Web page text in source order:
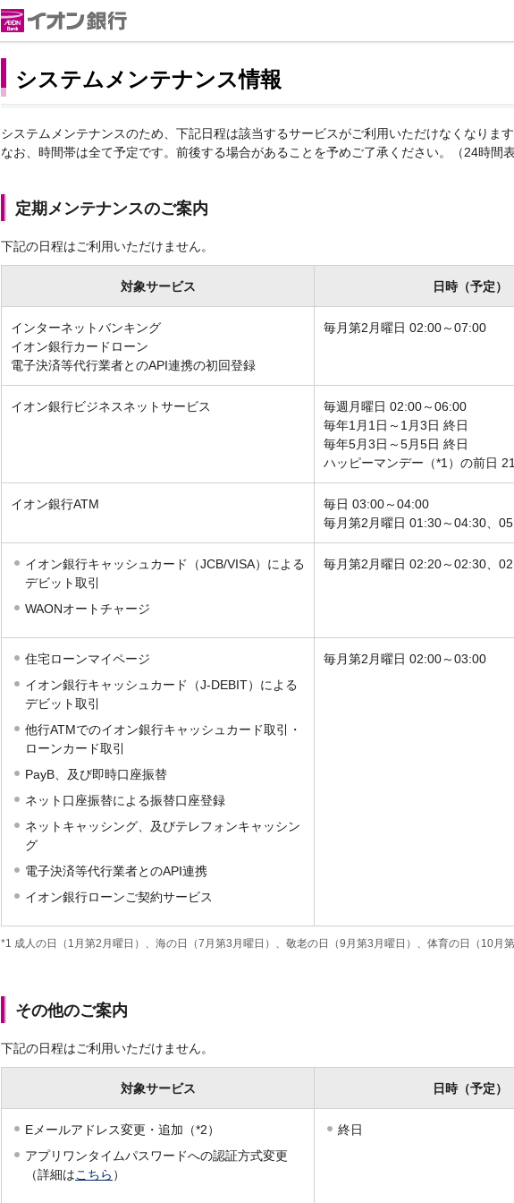
システムメンテナンス情報
システムメンテナンスのため、下記日程は該当するサービスがご利用いただけなくなります
なお、時間帯は全て予定です。前後する場合があることを予めご了承ください。（24時間表
定期メンテナンスのご案内
下記の日程はご利用いただけません。
対象サービス 日時（予定）
インターネットバンキング
イオン銀行カードローン
電子決済等代行業者とのAPI連携の初回登録
毎月第2月曜日 02:00～07:00
イオン銀行ビジネスネットサービス
毎週月曜日 02:00～06:00
毎年1月1日～1月3日 終日
毎年5月3日～5月5日 終日
ハッピーマンデー（*1）の前日
イオン銀行ATM
毎日 03:00～04:00
毎月第2月曜日 01:30～04:30、
イオン銀行キャッシュカード（JCB/VISA）による
デビット取引
WAONオートチャージ
毎月第2月曜日 02:20～02:30、
住宅ローンマイページ
イオン銀行キャッシュカード（J-DEBIT）による
デビット取引
他行ATMでのイオン銀行キャッシュカード取引・
ローンカード取引
PayB、及び即時口座振替
ネット口座振替による振替口座登録
ネットキャッシング、及びテレフォンキャッシン
グ
電子決済等代行業者とのAPI連携
イオン銀行ローンご契約サービス
毎月第2月曜日 02:00～03:00
*1 成人の日（1月第2月曜日）、海の日（7月第3月曜日）、敬老の日（9月第3月曜日）、体育の日（10月第
その他のご案内
下記の日程はご利用いただけません。
対象サービス 日時（予定）
Eメールアドレス変更・追加（*2）
アプリワンタイムパスワードへの認証方式変更
（詳細はこちら ）
終日